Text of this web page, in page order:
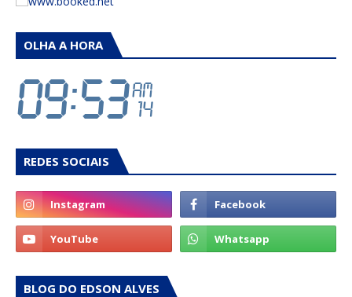
OLHA A HORA
REDES SOCIAIS
BLOG DO EDSON ALVES